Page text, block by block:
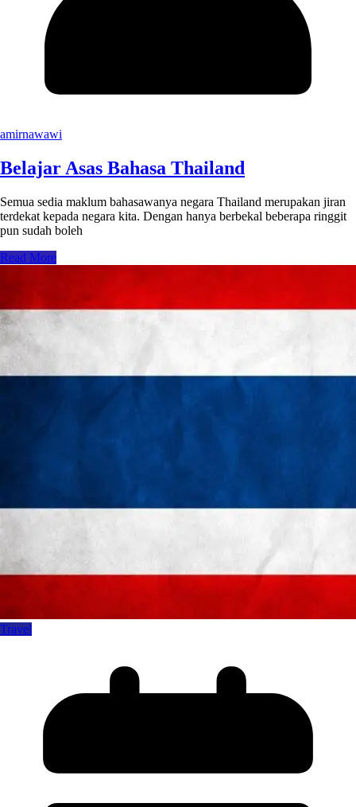
amirnawawi
Belajar Asas Bahasa Thailand
Semua sedia maklum bahasawanya negara Thailand merupakan jiran
terdekat kepada negara kita. Dengan hanya berbekal beberapa ringgit
pun sudah boleh
Read More
Travel